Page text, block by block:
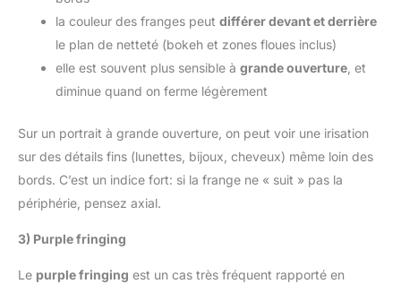
la couleur des franges peut différer devant et derrière
le plan de netteté (bokeh et zones floues inclus)
elle est souvent plus sensible à grande ouverture , et
diminue quand on ferme légèrement
Sur un portrait à grande ouverture, on peut voir une irisation
sur des détails fins (lunettes, bijoux, cheveux) même loin des
bords. C’est un indice fort: si la frange ne « suit » pas la
périphérie, pensez axial.
3) Purple fringing
Le purple fringing est un cas très fréquent rapporté en